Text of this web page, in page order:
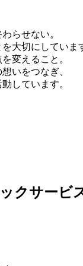
らせない。
大切にしていま
変えること。
いをつなぎ、
しています。
クサービ